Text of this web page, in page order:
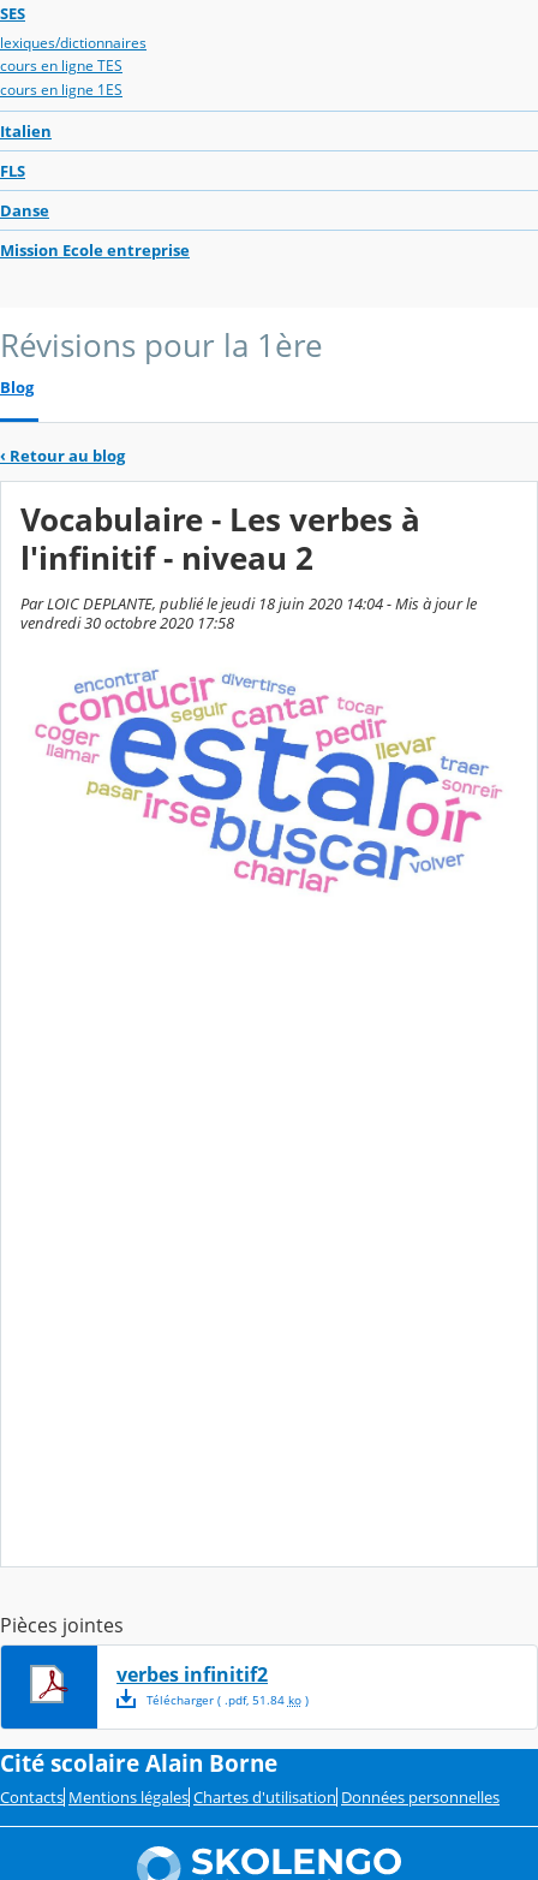
SES
lexiques/dictionnaires
cours en ligne TES
cours en ligne 1ES
Italien
FLS
Danse
Mission Ecole entreprise
Révisions pour la 1ère
Blog
‹ Retour au blog
Vocabulaire - Les verbes à
l'infinitif - niveau 2
Par LOIC DEPLANTE, publié le jeudi 18 juin 2020 14:04 - Mis à jour le
vendredi 30 octobre 2020 17:58
Pièces jointes
verbes infinitif2
Télécharger( .pdf, 51.84 ko)
Cité scolaire Alain Borne
Contacts Mentions légales Chartes d'utilisation Données personnelles